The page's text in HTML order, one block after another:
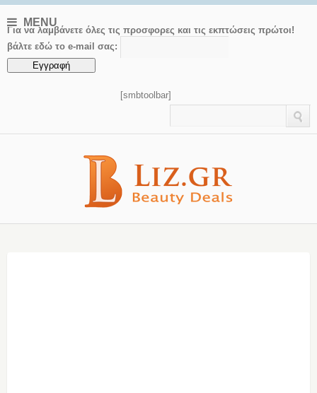
MENU
Για να λαμβάνετε όλες τις προσφορες και τις εκπτώσεις πρώτοι!
βάλτε εδώ το e-mail σας:
[smbtoolbar]